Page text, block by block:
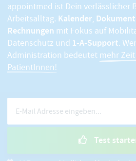
appointmed ist Dein verlässlicher
Arbeitsalltag. Kalender,
Rechnungen mit Fokus auf
Datenschutz und 1-A-Support.
Administration bedeutet mehr
PatientInnen!
Test